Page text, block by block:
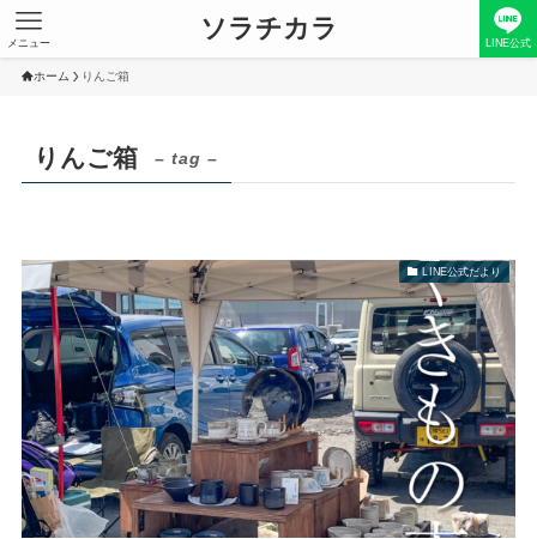
ソラチカラ LINE公式
メニュー
ホーム りんご箱
りんご箱 – tag –
LINE公式だより